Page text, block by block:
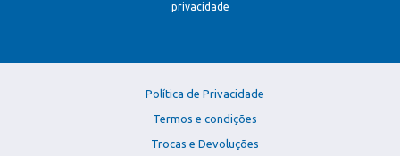
privacidade
Política de Privacidade
Termos e condições
Trocas e Devoluções